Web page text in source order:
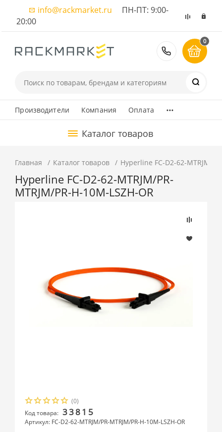
info@rackmarket.ru ПН-ПТ: 9:00-
20:00
8 (495)
0
Производители Компания Оплата ...
Каталог товаров
Главная Каталог товаров Hyperline FC-D2-62-MTRJM/
Hyperline FC-D2-62-MTRJM/PR-
MTRJM/PR-H-10M-LSZH-OR
(0)
Код товара: 33815
Артикул: FC-D2-62-MTRJM/PR-MTRJM/PR-H-10M-LSZH-OR